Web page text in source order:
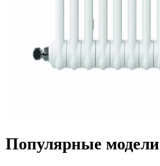
Популярные модели